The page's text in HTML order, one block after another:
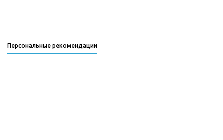
Персональные рекомендации